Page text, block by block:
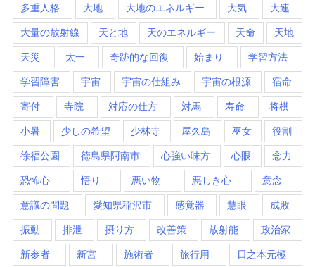
多重人格 大地 大地のエネルギー 大気 大連
大量の放射線 天と地 天のエネルギー 天命 天地
天災 太一 奇跡的な回復 始まり 学習方法
学習障害 宇宙 宇宙の仕組み 宇宙の根源 宿命
寄付 寺院 対応の仕方 対馬 寿命 将棋
小暑 少しの希望 少林寺 屋久島 巫女 役割
徐福公園 徳島県阿南市 心強い味方 心眼 念力
恐怖心 悟り 悪い物 悪しき心 意念
意識の問題 愛知県稲沢市 感覚器 慧眼 成敗
振動 排泄 摂り方 改善策 放射能 政治家
新参者 新宮 施術者 旅行用 日之本元極